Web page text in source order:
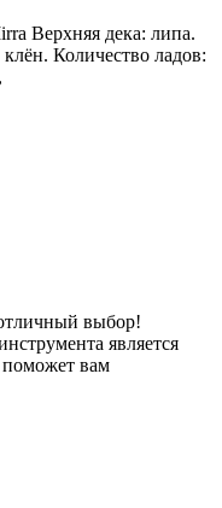
Верхняя дека: липа.
Количество ладов:
выбор!
является
вам